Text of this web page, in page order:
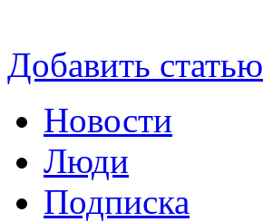
Добавить статью
Новости
Люди
Подписка